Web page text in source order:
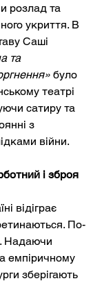
розлад та
укриття. В
Саші
та
було
театрі
сатиру та
з
війни.
і зброя
відіграє
По-
Надаючи
емпіричному
зберігають